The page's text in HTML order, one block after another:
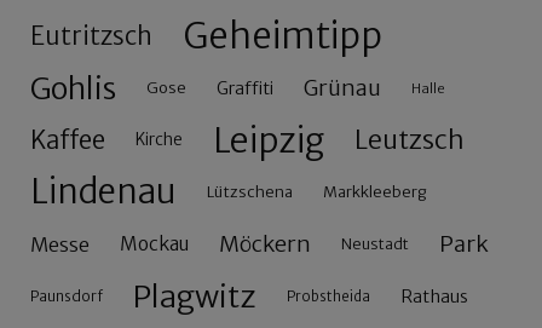
Eutritzsch Geheimtipp
Gohlis Gose Graffiti Grünau Halle
Kaffee Kirche Leipzig Leutzsch
Lindenau Lützschena Markkleeberg
Messe Mockau Möckern Neustadt Park
Paunsdorf Plagwitz Probstheida Rathaus